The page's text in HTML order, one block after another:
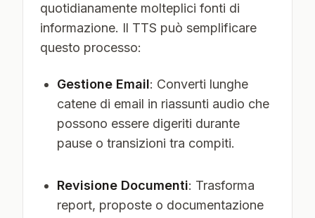
quotidianamente molteplici fonti di
informazione. Il TTS può semplificare
questo processo:
Gestione Email: Converti lunghe
catene di email in riassunti audio che
possono essere digeriti durante
pause o transizioni tra compiti.
Revisione Documenti: Trasforma
report, proposte o documentazione